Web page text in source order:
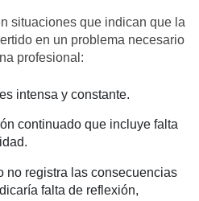
situaciones que indican que la
en un problema necesario
profesional:
intensa y constante.
continuado que incluye falta
no registra las consecuencias
falta de reflexión,